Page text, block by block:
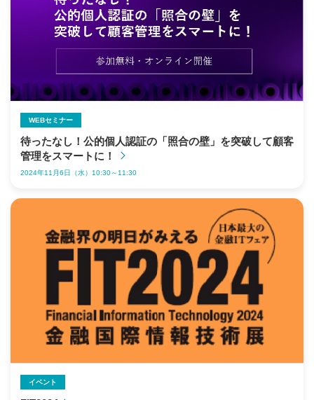
WEBセミナー
待ったなし！公的個人認証の「照合の壁」を突破して顧客
管理をスマートに！
2024年11月6日（水）10:30～11:30
イベント